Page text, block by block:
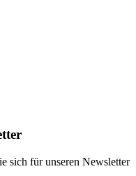
sich für unseren Newsletter